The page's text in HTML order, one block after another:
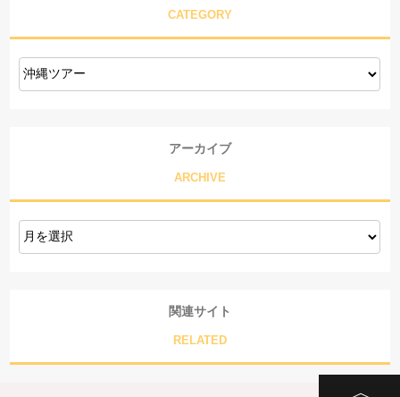
CATEGORY
アーカイブ
ARCHIVE
関連サイト
RELATED